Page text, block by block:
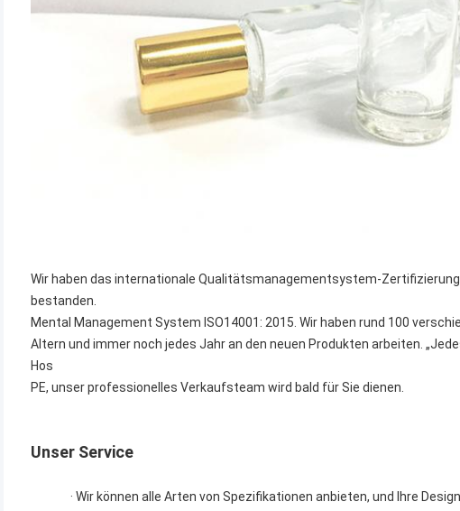
Wir haben das internationale Qualitätsmanagementsystem-
bestanden.
Mental Management System ISO14001: 2015. Wir haben rund 100
Altern und immer noch jedes Jahr an den neuen Produkten arbeiten.
Hos
PE, unser professionelles Verkaufsteam wird bald für Sie dienen.
Unser Service
· Wir können alle Arten von Spezifikationen anbieten, und Ihre